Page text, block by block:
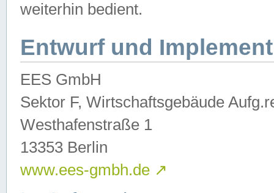
weiterhin bedient.
Entwurf und
EES GmbH
Sektor F, Wirtschaftsgebäude
Westhafenstraße 1
13353 Berlin
www.ees-gmbh.de ↗